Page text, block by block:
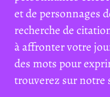
et de personnages
recherche de
à affronter votre
des mots pour
trouverez sur notre